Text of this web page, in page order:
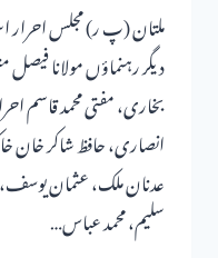
ملتان (پ ر) مجلس احرار
دیگر رہنماؤں مولانا فیصل
بخاری، مفتی محمد قاسم
انصاری، حافظ شاکر خان
عدنان ملک، عثمان یوسف،
سلیم، محمد عباس…